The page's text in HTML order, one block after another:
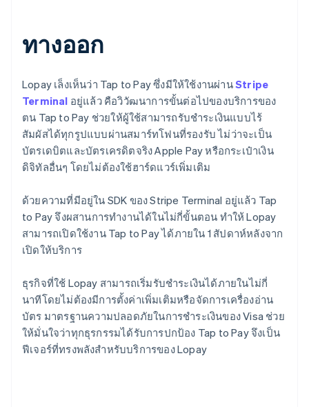
ทางออก
Lopay เล็งเห็นว่า Tap to Pay ซึ่งมีให้ใช้งานผ่านStripe
Terminal อยู่แล้ว คือวิวัฒนาการขั้นต่อไปของบริการของ
ตน Tap to Pay ช่วยให้ผู้ใช้สามารถรับชำระเงินแบบไร้
สัมผัสได้ทุกรูปแบบผ่านสมาร์ทโฟนที่รองรับ ไม่ว่าจะเป็น
บัตรเดบิตและบัตรเครดิตจริง Apple Pay หรือกระเป๋าเงิน
ดิจิทัลอื่นๆ โดยไม่ต้องใช้ฮาร์ดแวร์เพิ่มเติม
ด้วยความที่มีอยู่ใน SDK ของ Stripe Terminal อยู่แล้ว Tap
to Pay จึงผสานการทำงานได้ในไม่กี่ขั้นตอน ทำให้ Lopay
สามารถเปิดใช้งาน Tap to Pay ได้ภายใน 1 สัปดาห์หลังจาก
เปิดให้บริการ
ธุรกิจที่ใช้ Lopay สามารถเริ่มรับชำระเงินได้ภายในไม่กี่
นาทีโดยไม่ต้องมีการตั้งค่าเพิ่มเติมหรือจัดการเครื่องอ่าน
บัตร มาตรฐานความปลอดภัยในการชำระเงินของ Visa ช่วย
ให้มั่นใจว่าทุกธุรกรรมได้รับการปกป้อง Tap to Pay จึงเป็น
ฟีเจอร์ที่ทรงพลังสำหรับบริการของ Lopay